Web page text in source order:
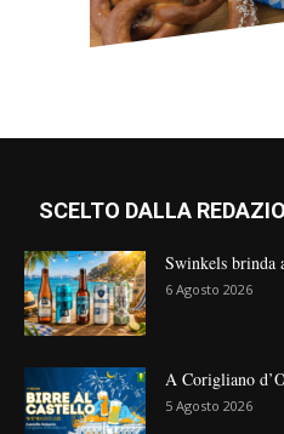
SCELTO DALLA
Swinkels brinda
6 Agosto 2026
A Corigliano
5 Agosto 2026